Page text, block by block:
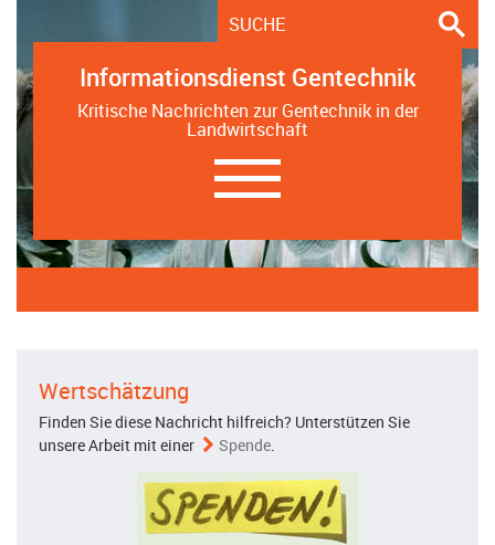
Informationsdienst Gentechnik
Kritische Nachrichten zur Gentechnik in der
Landwirtschaft
Navigation
ein-/ausblenden
Wertschätzung
Finden Sie diese Nachricht hilfreich? Unterstützen Sie
unsere Arbeit mit einer
Spende.